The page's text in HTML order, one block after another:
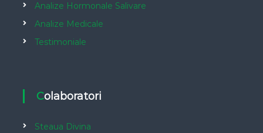
Analize Hormonale Salivare
Analize Medicale
Testimoniale
Colaboratori
Steaua Divina